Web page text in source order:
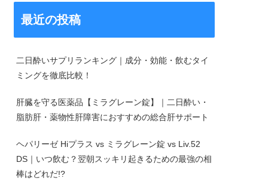
最近の投稿
二日酔いサプリランキング｜成分・効能・飲むタイ
ミングを徹底比較！
肝臓を守る医薬品【ミラグレーン錠】｜二日酔い・
脂肪肝・薬物性肝障害におすすめの総合肝サポート
ヘパリーゼ Hiプラス vs ミラグレーン錠 vs Liv.52
DS｜いつ飲む？翌朝スッキリ起きるための最強の相
棒はどれだ!?